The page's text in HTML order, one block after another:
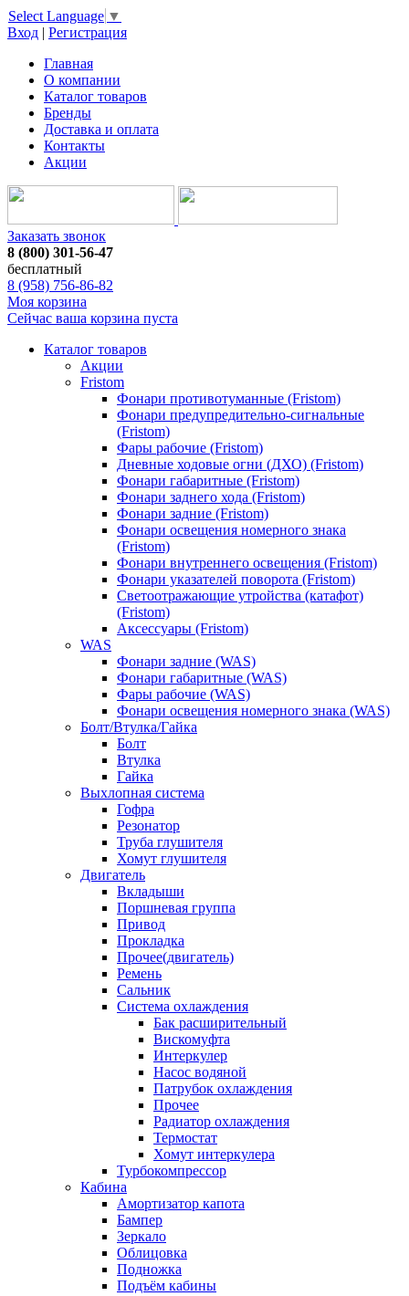
Select Language ▼
Вход | Регистрация
Главная
О компании
Каталог товаров
Бренды
Доставка и оплата
Контакты
Акции
Заказать звонок
8 (800) 301-56-47
бесплатный
8 (958) 756-86-82
Моя корзина
Сейчас ваша корзина пуста
Каталог товаров
Акции
Fristom
Фонари противотуманные (Fristom)
Фонари предупредительно-сигнальные
(Fristom)
Фары рабочие (Fristom)
Дневные ходовые огни (ДХО) (Fristom)
Фонари габаритные (Fristom)
Фонари заднего хода (Fristom)
Фонари задние (Fristom)
Фонари освещения номерного знака
(Fristom)
Фонари внутреннего освещения (Fristom)
Фонари указателей поворота (Fristom)
Светоотражающие утройства (катафот)
(Fristom)
Аксессуары (Fristom)
WAS
Фонари задние (WAS)
Фонари габаритные (WAS)
Фары рабочие (WAS)
Фонари освещения номерного знака (WAS)
Болт/Втулка/Гайка
Болт
Втулка
Гайка
Выхлопная система
Гофра
Резонатор
Труба глушителя
Хомут глушителя
Двигатель
Вкладыши
Поршневая группа
Привод
Прокладка
Прочее(двигатель)
Ремень
Сальник
Система охлаждения
Бак расширительный
Вискомуфта
Интеркулер
Насос водяной
Патрубок охлаждения
Прочее
Радиатор охлаждения
Термостат
Хомут интеркулера
Турбокомпрессор
Кабина
Амортизатор капота
Бампер
Зеркало
Облицовка
Подножка
Подъём кабины